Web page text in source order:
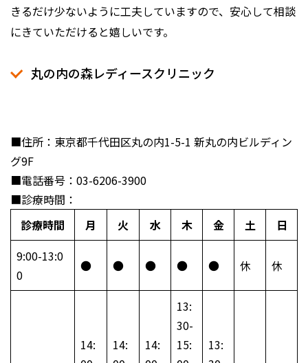
きるだけ少ないように工夫していますので、安心して相談
にきていただけると嬉しいです。
丸の内の森レディースクリニック
■住所：東京都千代田区丸の内1-5-1 新丸の内ビルディン
グ9F
■電話番号：03-6206-3900
■診療時間：
診療時間
月 火 水 木 金 土
日
9:00-13:0
0
● ● ● ● ● 休 休
14:
14:
14:
13:
30-
15:
13: